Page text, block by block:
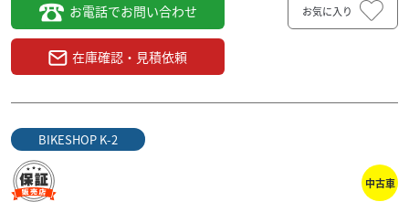
お電話でお問い合わせ
在庫確認・見積依頼
お気に入り
BIKESHOP K-2
中古車